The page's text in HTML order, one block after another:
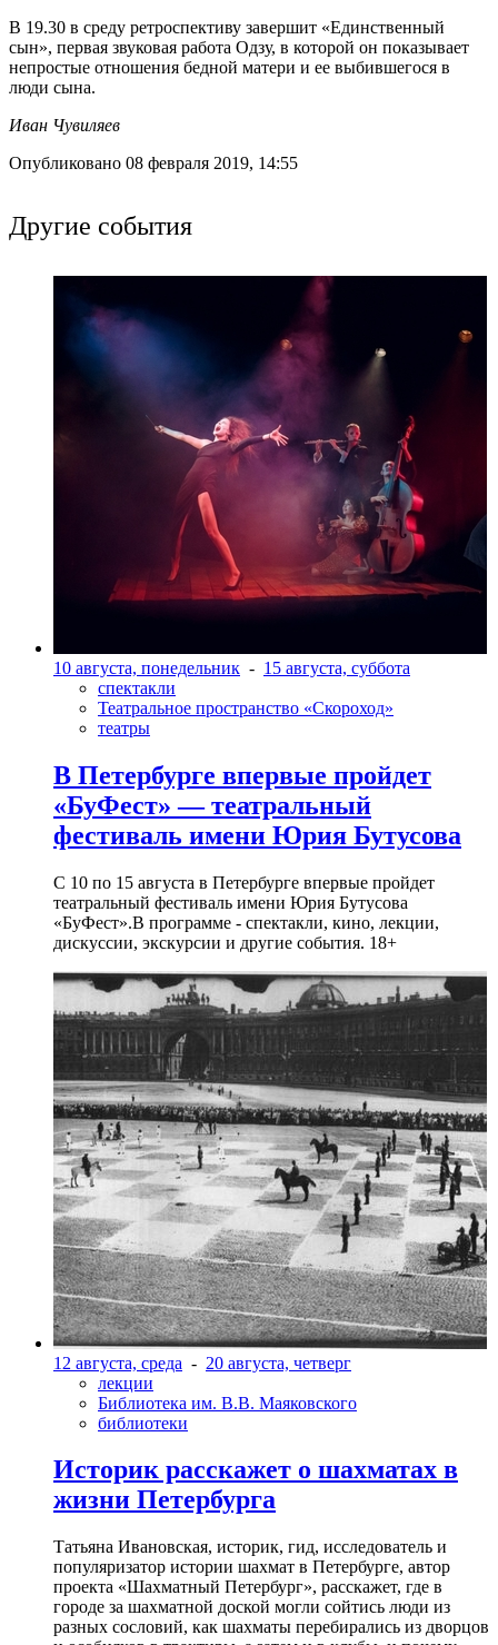
В 19.30 в среду ретроспективу завершит «Единственный
сын», первая звуковая работа Одзу, в которой он показывает
непростые отношения бедной матери и ее выбившегося в
люди сына.
Иван Чувиляев
Опубликовано 08 февраля 2019, 14:55
Другие события
10 августа, понедельник - 15 августа, суббота
спектакли
Театральное пространство «Скороход»
театры
В Петербурге впервые пройдет
«БуФест» — театральный
фестиваль имени Юрия Бутусова
С 10 по 15 августа в Петербурге впервые пройдет
театральный фестиваль имени Юрия Бутусова
«БуФест».В программе - спектакли, кино, лекции,
дискуссии, экскурсии и другие события. 18+
12 августа, среда - 20 августа, четверг
лекции
Библиотека им. В.В. Маяковского
библиотеки
Историк расскажет о шахматах в
жизни Петербурга
Татьяна Ивановская, историк, гид, исследователь и
популяризатор истории шахмат в Петербурге, автор
проекта «Шахматный Петербург», расскажет, где в
городе за шахматной доской могли сойтись люди из
разных сословий, как шахматы перебирались из дворцов